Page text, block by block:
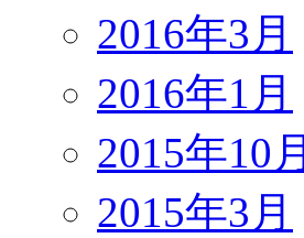
2016年3月
2016年1月
2015年10月
2015年3月